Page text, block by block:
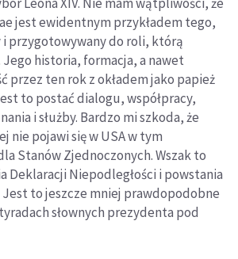
jest ewidentnym przykładem tego,
i przygotowywany do roli, którą
Jego historia, formacja, a nawet
przez ten rok z okładem jako papież
to postać dialogu, współpracy,
i służby. Bardzo mi szkoda, że
nie pojawi się w USA w tym
Stanów Zjednoczonych. Wszak to
Deklaracji Niepodległości i powstania
to jeszcze mniej prawdopodobne
słownych prezydenta pod